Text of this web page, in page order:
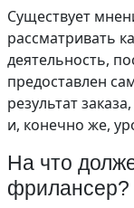
Существует
рассматривать
деятельность,
предоставлен
результат
и, конечно же,
На что
фрилансер?